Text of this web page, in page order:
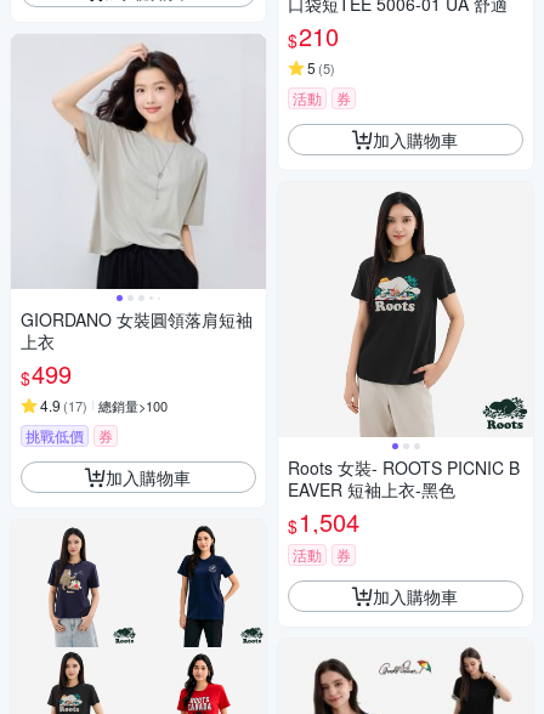
GIORDANO 女裝圓領落肩短袖
上衣
$499
4.9 (17) 總銷量>100
挑戰低價 券
加入購物車
$210
5 (5)
活動 券
加入購物車
Roots 女裝- ROOTS PICNIC B
EAVER 短袖上衣-黑色
$1,504
活動 券
加入購物車